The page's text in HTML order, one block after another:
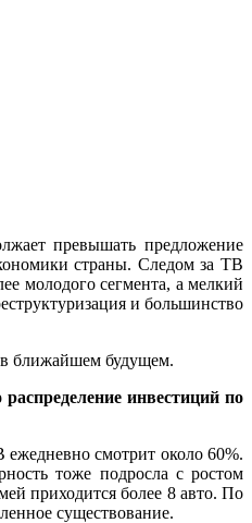
превышать предложение
страны. Следом за ТВ
молодого сегмента, а мелкий
и большинство
в ближайшем будущем.
инвестиций по
ежедневно смотрит около 60%.
тоже подросла с ростом
приходится более 8 авто. По
существование.